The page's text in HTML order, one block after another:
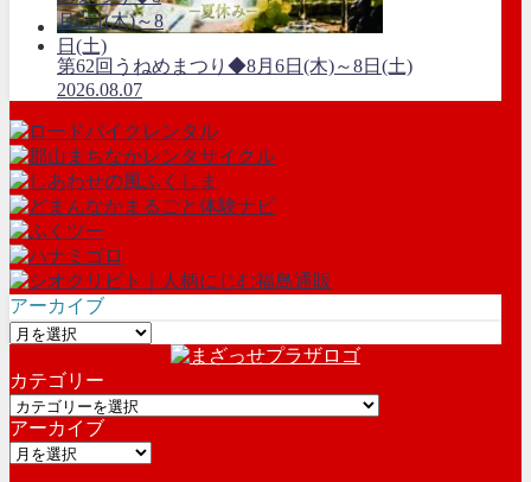
第62回うねめまつり◆8月6日(木)～8日(土)
2026.08.07
アーカイブ
ア
カ
イ
ブ
カテゴリー
カ
テ
ゴ
アーカイブ
ア